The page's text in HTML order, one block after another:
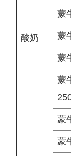
酸奶
蒙
蒙
蒙
蒙
蒙
蒙